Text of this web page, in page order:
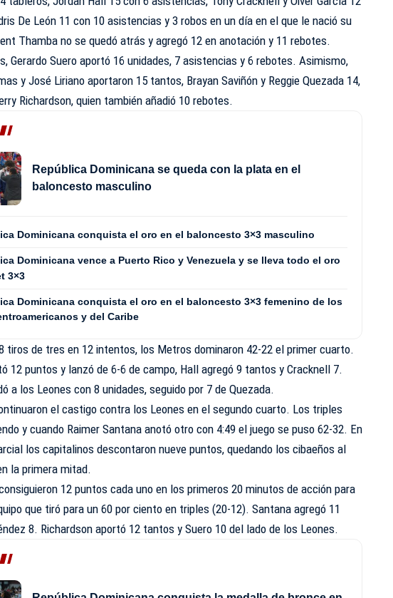
De León 11 con 10 asistencias y 3 robos en un día en el que le nació su
Thamba no se quedó atrás y agregó 12 en anotación y 11 rebotes.
Gerardo Suero aportó 16 unidades, 7 asistencias y 6 rebotes. Asimismo,
y José Liriano aportaron 15 tantos, Brayan Saviñón y Reggie Quezada 14,
Richardson, quien también añadió 10 rebotes.
República Dominicana se queda con la plata en el
baloncesto masculino
Dominicana conquista el oro en el baloncesto 3×3 masculino
Dominicana vence a Puerto Rico y Venezuela y se lleva todo el oro
3×3
Dominicana conquista el oro en el baloncesto 3×3 femenino de los
y del Caribe
tiros de tres en 12 intentos, los Metros dominaron 42-22 el primer cuarto.
12 puntos y lanzó de 6-6 de campo, Hall agregó 9 tantos y Cracknell 7.
a los Leones con 8 unidades, seguido por 7 de Quezada.
el castigo contra los Leones en el segundo cuarto. Los triples
y cuando Raimer Santana anotó otro con 4:49 el juego se puso 62-32. En
los capitalinos descontaron nueve puntos, quedando los cibaeños al
la primera mitad.
12 puntos cada uno en los primeros 20 minutos de acción para
que tiró para un 60 por ciento en triples (20-12). Santana agregó 11
8. Richardson aportó 12 tantos y Suero 10 del lado de los Leones.